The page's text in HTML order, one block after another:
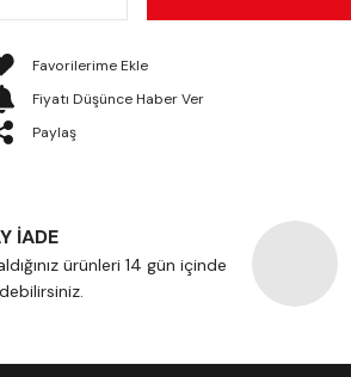
Fiyatı Düşünce Haber Ver
Paylaş
İADE
ürünleri 14 gün içinde